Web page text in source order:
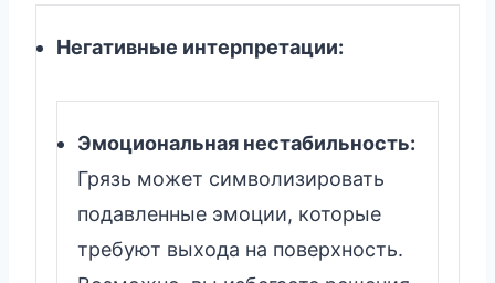
Негативные интерпретации:
Эмоциональная нестабильность:
Грязь может символизировать
подавленные эмоции, которые
требуют выхода на поверхность.